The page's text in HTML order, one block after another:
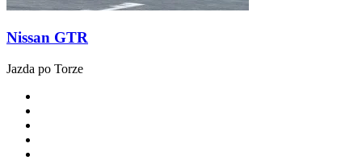
Nissan GTR
Jazda po Torze